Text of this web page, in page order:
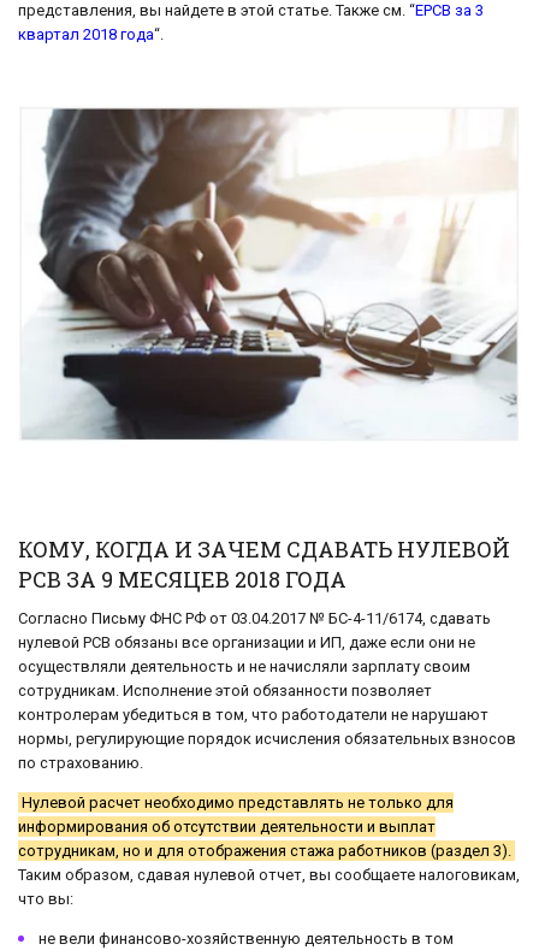
представления, вы найдете в этой статье. Также см. “ЕРСВ за 3
квартал 2018 года“.
КОМУ, КОГДА И ЗАЧЕМ СДАВАТЬ НУЛЕВОЙ
РСВ ЗА 9 МЕСЯЦЕВ 2018 ГОДА
Согласно Письму ФНС РФ от 03.04.2017 № БС-4-11/6174, сдавать
нулевой РСВ обязаны все организации и ИП, даже если они не
осуществляли деятельность и не начисляли зарплату своим
сотрудникам. Исполнение этой обязанности позволяет
контролерам убедиться в том, что работодатели не нарушают
нормы, регулирующие порядок исчисления обязательных взносов
по страхованию.
Нулевой расчет необходимо представлять не только для
информирования об отсутствии деятельности и выплат
сотрудникам, но и для отображения стажа работников (раздел 3).
Таким образом, сдавая нулевой отчет, вы сообщаете налоговикам,
что вы:
не вели финансово-хозяйственную деятельность в том